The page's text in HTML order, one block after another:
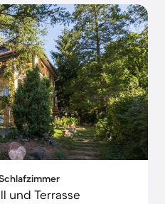
und Terrasse